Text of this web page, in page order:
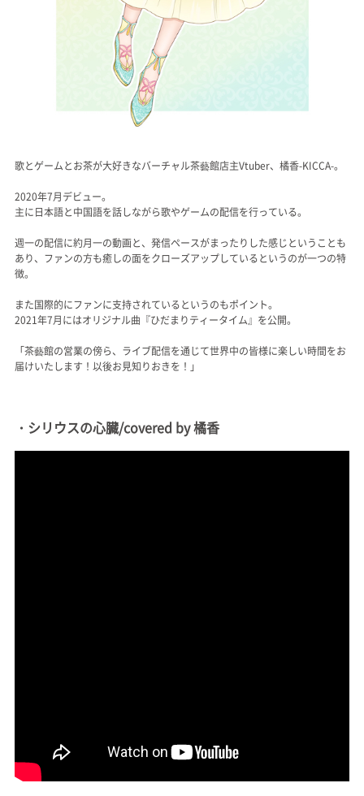
歌とゲームとお茶が大好きなバーチャル茶藝館店主Vtuber、橘香-KICCA-。
2020年7月デビュー。
主に日本語と中国語を話しながら歌やゲームの配信を行っている。
週一の配信に約月一の動画と、発信ペースがまったりした感じということも
あり、ファンの方も癒しの面をクローズアップしているというのが一つの特
徴。
また国際的にファンに支持されているというのもポイント。
2021年7月にはオリジナル曲『ひだまりティータイム』を公開。
「茶藝館の営業の傍ら、ライブ配信を通じて世界中の皆様に楽しい時間をお
届けいたします！以後お見知りおきを！」
・シリウスの心臓/covered by 橘香